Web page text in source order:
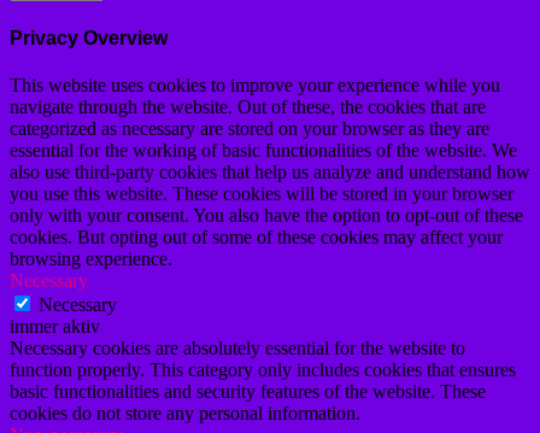
Privacy Overview
This website uses cookies to improve your experience while you
navigate through the website. Out of these, the cookies that are
categorized as necessary are stored on your browser as they are
essential for the working of basic functionalities of the website. We
also use third-party cookies that help us analyze and understand how
you use this website. These cookies will be stored in your browser
only with your consent. You also have the option to opt-out of these
cookies. But opting out of some of these cookies may affect your
browsing experience.
Necessary
Necessary
immer aktiv
Necessary cookies are absolutely essential for the website to
function properly. This category only includes cookies that ensures
basic functionalities and security features of the website. These
cookies do not store any personal information.